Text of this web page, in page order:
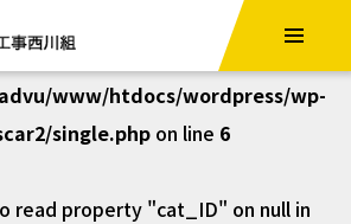
株式会社電気
会社概要
key 0 in
www/htdocs/wordpress/wp-
single.php on line 6
read property "cat_ID" on null in